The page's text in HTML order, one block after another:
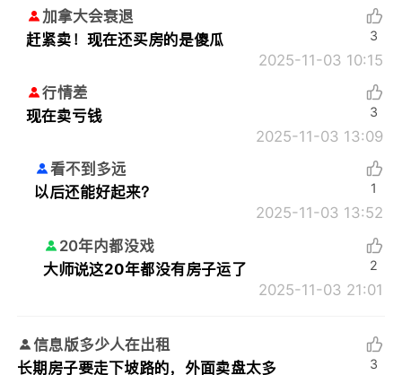
加拿大会衰退
赶紧卖！现在还买房的是傻瓜
2025-11-03 10:15
3
行情差
现在卖亏钱
2025-11-03 13:09
3
看不到多远
以后还能好起来？
2025-11-03 13:52
1
20年内都没戏
大师说这20年都没有房子运了
2025-11-03 21:01
2
信息版多少人在出租
长期房子要走下坡路的，外面卖盘太多
3